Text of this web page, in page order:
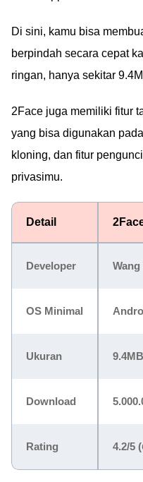
Di sini, kamu bisa
berpindah secara cepat
ringan, hanya sekitar
2Face juga memiliki fitur
yang bisa digunakan
kloning, dan fitur
privasimu.
Detail
Developer
OS Minimal
Ukuran 9.4MB
Download
Rating 4.2/5 (